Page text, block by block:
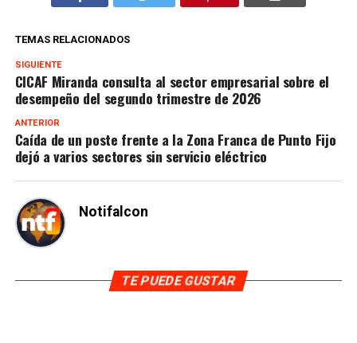
TEMAS RELACIONADOS
SIGUIENTE
CICAF Miranda consulta al sector empresarial sobre el
desempeño del segundo trimestre de 2026
ANTERIOR
Caída de un poste frente a la Zona Franca de Punto Fijo
dejó a varios sectores sin servicio eléctrico
Notifalcon
TE PUEDE GUSTAR